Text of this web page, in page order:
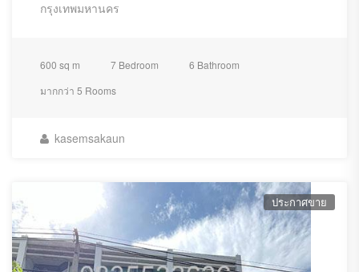
กรุงเทพมหานคร
600 sq m 7 Bedroom
6 Bathroom
มากกว่า 5 Rooms
kasemsakaun
ประกาศขาย